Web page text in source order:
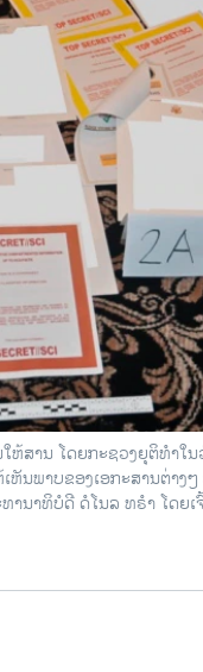
ສານ ໂດຍກະຊວງຍຸຕິທຳໃນ
ນພາບຂອງເອກະສານຕ່າງ
ນາທິບໍດີ ດໍໂນລ ທຣຳ ໂດຍ